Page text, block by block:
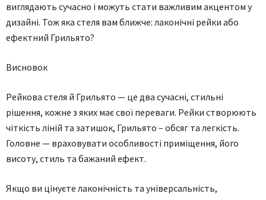
виглядають сучасно і можуть стати важливим акцентом у
дизайні. Тож яка стеля вам ближче: лаконічні рейки або
ефектний Грильято?
Висновок
Рейкова стеля й Грильято — це два сучасні, стильні
рішення, кожне з яких має свої переваги. Рейки створюють
чіткість ліній та затишок, Грильято – обсяг та легкість.
Головне — враховувати особливості приміщення, його
висоту, стиль та бажаний ефект.
Якщо ви цінуєте лаконічність та універсальність,